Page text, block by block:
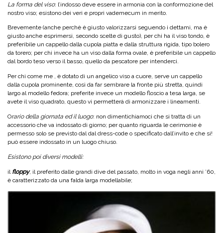
La forma del viso: l’indosso deve essere in armonia con la conformozione del
nostro viso; esistono dei veri e propri vademecum in merito.
Brevemente (anche perchè è giusto valorizzarsi seguendo i dettami, ma è
giusto anche esprimersi, secondo scelte di gusto), per chi ha il viso tondo, è
preferibile un cappello dalla cupola piatta e dalla struttura rigida, tipo bolero
da torero; per chi invece ha un viso dalla forma ovale, è preferibile un cappello
dal bordo teso verso il basso, quello da pescatore per intenderci.
Per chi come me , è dotato di un angelico viso a cuore, serve un cappello
dalla cupola prominente, così da far sembrare la fronte più stretta, quindi
largo al modello fedora; preferite invece un modello floscio a tesa larga, se
avete il viso quadrato, questo vi permetterà di armonizzare i lineamenti.
Orario della giornata ed il luogo: non dimentichiamoci che si tratta di un
accessorio che va indossato di giorno; per quanto riguarda le cerimonie è
permesso solo se previsto dal dal dress-code o specificato dall’invito e che si!
può essere indossato in un luogo chiuso.
Esistono poi diversi modelli:
il floppy, il preferito dalle grandi dive del passato, molto in voga negli anni ’60,
è caratterizzato da una falda larga modellabile;